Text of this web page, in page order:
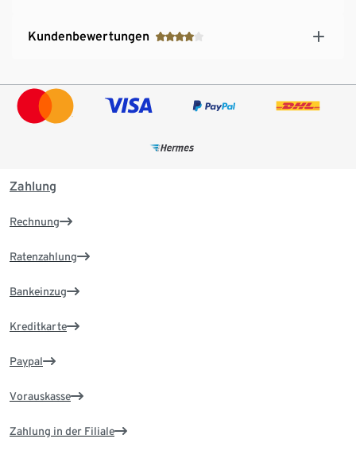
Kundenbewertungen
Zahlung
Rechnung
Ratenzahlung
Bankeinzug
Kreditkarte
Paypal
Vorauskasse
Zahlung in der Filiale